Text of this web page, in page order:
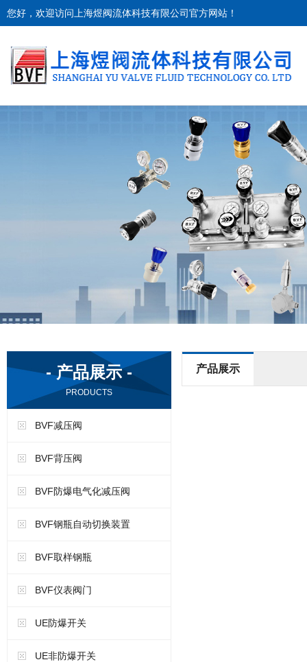
您好，欢迎访问上海煜阀流体科技有限公司官方网站！
- 产品展示 -
PRODUCTS
BVF减压阀
BVF背压阀
BVF防爆电气化减压阀
BVF钢瓶自动切换装置
BVF取样钢瓶
BVF仪表阀门
UE防爆开关
UE非防爆开关
产品展示